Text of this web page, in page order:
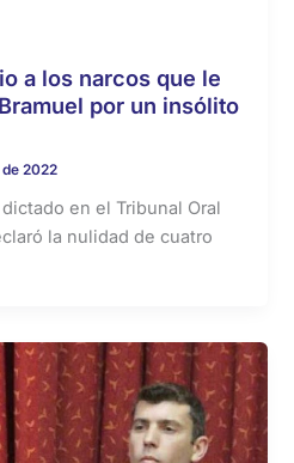
a los narcos que le
por un insólito
de 2022
en el Tribunal Oral
la nulidad de cuatro